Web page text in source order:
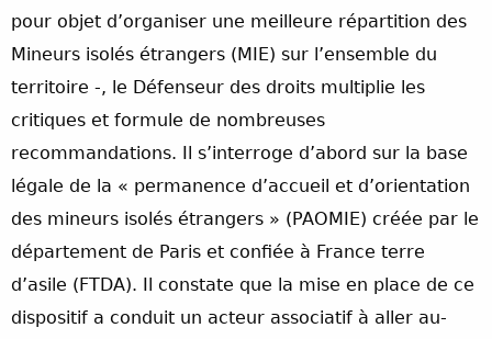
pour objet d’organiser une meilleure répartition des
Mineurs isolés étrangers (MIE) sur l’ensemble du
territoire -, le Défenseur des droits multiplie les
critiques et formule de nombreuses
recommandations. Il s’interroge d’abord sur la base
légale de la « permanence d’accueil et d’orientation
des mineurs isolés étrangers » (PAOMIE) créée par le
département de Paris et confiée à France terre
d’asile (FTDA). Il constate que la mise en place de ce
dispositif a conduit un acteur associatif à aller au-